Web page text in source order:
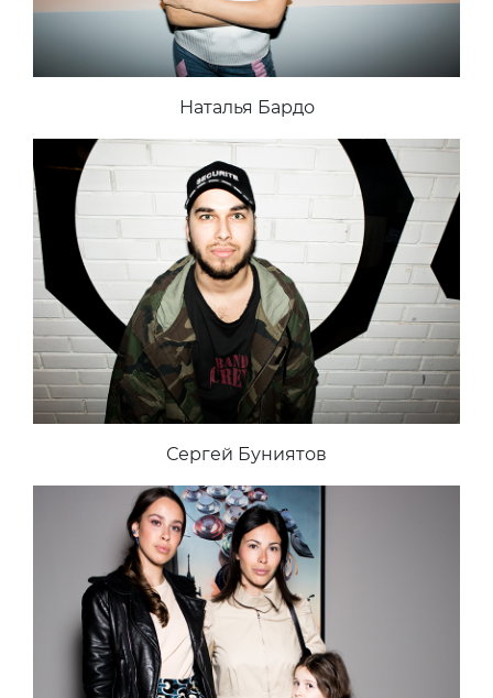
Наталья Бардо
Сергей Буниятов